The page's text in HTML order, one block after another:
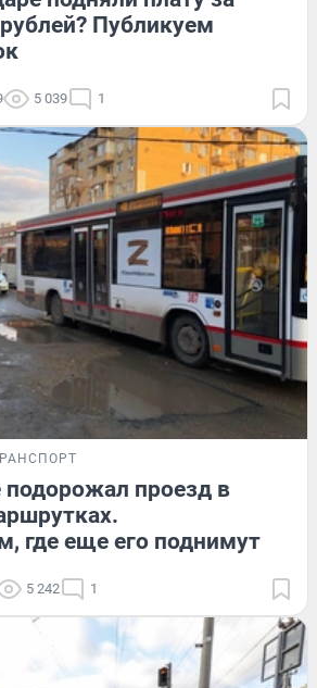
Публикуем
5 039 1
подорожал проезд в
где еще его поднимут
5 242 1